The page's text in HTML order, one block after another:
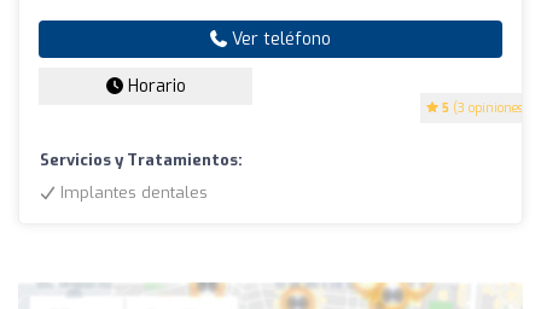
5 (3 opiniones)
Ver teléfono
Horario
Servicios y Tratamientos:
Implantes dentales